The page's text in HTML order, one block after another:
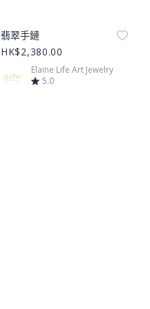
Product Image
翡翠手鏈
HK$2,380.00
Elaine Life Art Jewelry
5.0